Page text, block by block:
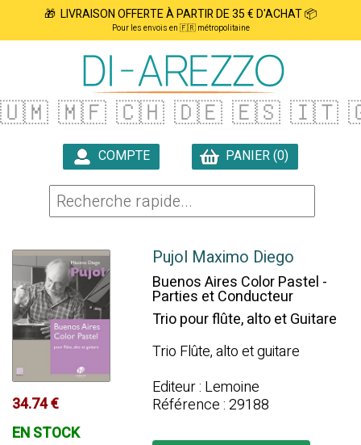
🎁 LIVRAISON OFFERTE À PARTIR DE 35 € D'ACHAT 📦
Pour les envois en 🇫🇷 métropolitaine
🇺🇲 🇲🇫 🇨🇭 🇩🇪 🇪🇸 🇮🇹
COMPTE
PANIER (0)
34.74 €
EN STOCK
Pujol Maximo Diego
Buenos Aires Color Pastel -
Parties et Conducteur
Trio pour flûte, alto et Guitare
Trio Flûte, alto et guitare
Editeur : Lemoine
Référence : 29188